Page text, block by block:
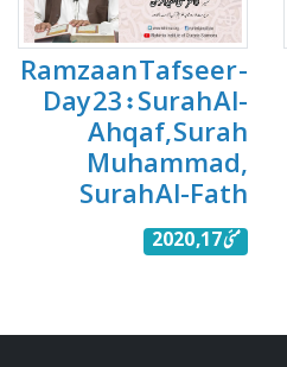
Ramzaan Tafseer -
Day 23 : Surah Al-
Ahqaf, Surah
Muhammad,
Surah Al-Fath
مئی 17, 2020